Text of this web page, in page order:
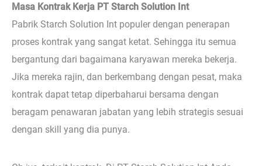
Masa Kontrak Kerja PT Starch Solution Int
Pabrik Starch Solution Int populer dengan penerapan
proses kontrak yang sangat ketat. Sehingga itu semua
bergantung dari bagaimana karyawan mereka bekerja.
Jika mereka rajin, dan berkembang dengan pesat, maka
kontrak dapat tetap diperbaharui bersama dengan
beragam penawaran jabatan yang lebih strategis sesuai
dengan skill yang dia punya.